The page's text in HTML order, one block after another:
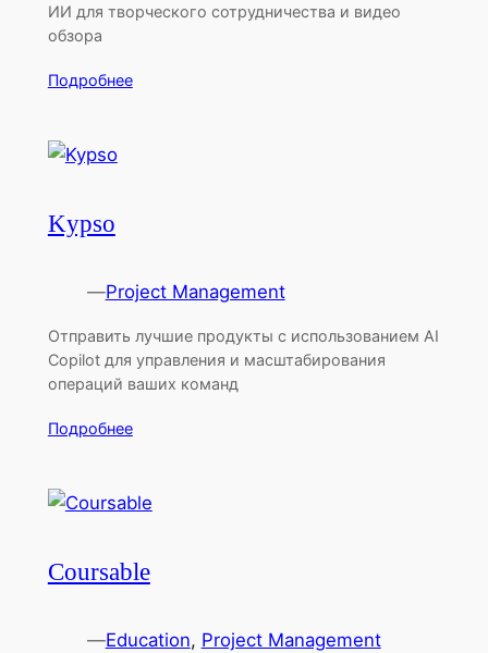
ИИ для творческого сотрудничества и видео
обзора
Подробнее
Kypso
—Project Management
Отправить лучшие продукты с использованием AI
Copilot для управления и масштабирования
операций ваших команд
Подробнее
Coursable
—Education, Project Management